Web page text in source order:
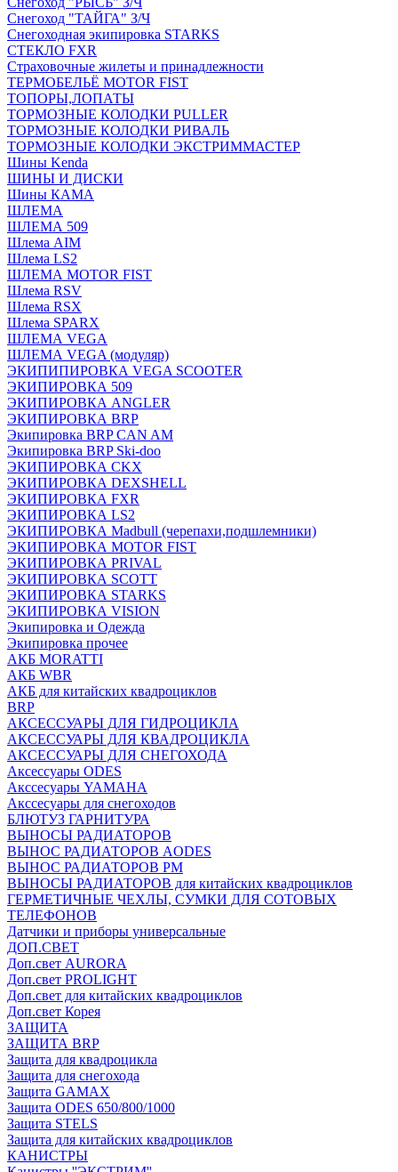
Снегоход "ТАЙГА" З/Ч
Снегоходная экипировка STARKS
СТЕКЛО FXR
Страховочные жилеты и принадлежности
ТЕРМОБЕЛЬЁ MOTOR FIST
ТОПОРЫ,ЛОПАТЫ
ТОРМОЗНЫЕ КОЛОДКИ PULLER
ТОРМОЗНЫЕ КОЛОДКИ РИВАЛЬ
ТОРМОЗНЫЕ КОЛОДКИ ЭКСТРИММАСТЕР
Шины Kenda
ШИНЫ И ДИСКИ
Шины КАМА
ШЛЕМА
ШЛЕМА 509
Шлема AIM
Шлема LS2
ШЛЕМА MOTOR FIST
Шлема RSV
Шлема RSX
Шлема SPARX
ШЛЕМА VEGA
ШЛЕМА VEGA (модуляр)
ЭКИПИПИРОВКА VEGA SCOOTER
ЭКИПИРОВКА 509
ЭКИПИРОВКА ANGLER
ЭКИПИРОВКА BRP
Экипировка BRP CAN AM
Экипировка BRP Ski-doo
ЭКИПИРОВКА CKX
ЭКИПИРОВКА DEXSHELL
ЭКИПИРОВКА FXR
ЭКИПИРОВКА LS2
ЭКИПИРОВКА Madbull (черепахи,подшлемники)
ЭКИПИРОВКА MOTOR FIST
ЭКИПИРОВКА PRIVAL
ЭКИПИРОВКА SCOTT
ЭКИПИРОВКА STARKS
ЭКИПИРОВКА VISION
Экипировка и Одежда
Экипировка прочее
АКБ MORATTI
АКБ WBR
АКБ для китайских квадроциклов
BRP
АКСЕССУАРЫ ДЛЯ ГИДРОЦИКЛА
АКСЕССУАРЫ ДЛЯ КВАДРОЦИКЛА
АКСЕССУАРЫ ДЛЯ СНЕГОХОДА
Аксессуары ODES
Акссесуары YAMAHA
Акссесуары для снегоходов
БЛЮТУЗ ГАРНИТУРА
ВЫНОСЫ РАДИАТОРОВ
ВЫНОС РАДИАТОРОВ AODES
ВЫНОС РАДИАТОРОВ РМ
ВЫНОСЫ РАДИАТОРОВ для китайских квадроциклов
ГЕРМЕТИЧНЫЕ ЧЕХЛЫ, СУМКИ ДЛЯ СОТОВЫХ
ТЕЛЕФОНОВ
Датчики и приборы универсальные
ДОП.СВЕТ
Доп.свет AURORA
Доп.свет PROLIGHT
Доп.свет для китайских квадроциклов
Доп.свет Корея
ЗАЩИТА
ЗАЩИТА BRP
Защита для квадроцикла
Защита для снегохода
Защита GAMAX
Защита ODES 650/800/1000
Защита STELS
Защита для китайских квадроциклов
КАНИСТРЫ